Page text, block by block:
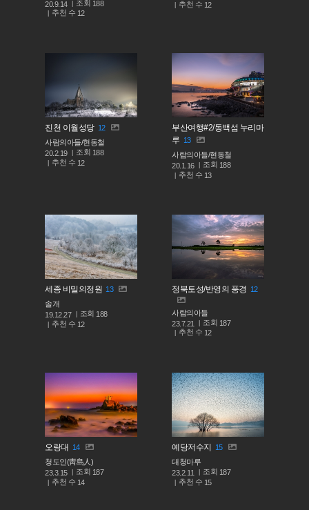
20.9.14
조회 188
추천 수 12
추천 수 12
진천 이월성당 12
사람의아들/현동철
20.2.19
조회 188
추천 수 12
부산여행#2/동백섬 누리마
루 13
사람의아들/현동철
20.1.16
조회 188
추천 수 13
세종 비밀의정원 13
솔개
19.12.27
조회 188
추천 수 12
정북토성/반영의 풍경 12
사람의아들
23.7.21
조회 187
추천 수 12
오랑대
14
청도인(靑島人)
23.3.15
조회 187
추천 수 14
예당저수지
15
대청마루
23.2.11
조회 187
추천 수 15